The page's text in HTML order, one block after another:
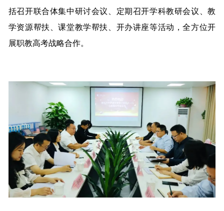
括召开联合体集中研讨会议、定期召开学科教研会议、教
学资源帮扶、课堂教学帮扶、开办讲座等活动，全方位开
展职教高考战略合作。